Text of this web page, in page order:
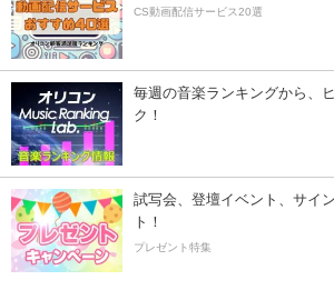
CS動画配信サービス20選
毎週の音楽ランキングから、
ク！
試写会、登壇イベント、サイ
ト！
プレゼント特集